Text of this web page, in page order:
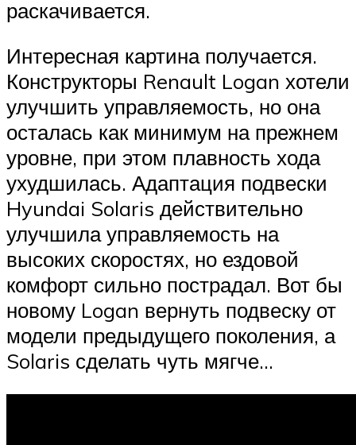
раскачивается.
Интересная картина получается.
Конструкторы Renault Logan хотели
улучшить управляемость, но она
осталась как минимум на прежнем
уровне, при этом плавность хода
ухудшилась. Адаптация подвески
Hyundai Solaris действительно
улучшила управляемость на
высоких скоростях, но ездовой
комфорт сильно пострадал. Вот бы
новому Logan вернуть подвеску от
модели предыдущего поколения, а
Solaris сделать чуть мягче…